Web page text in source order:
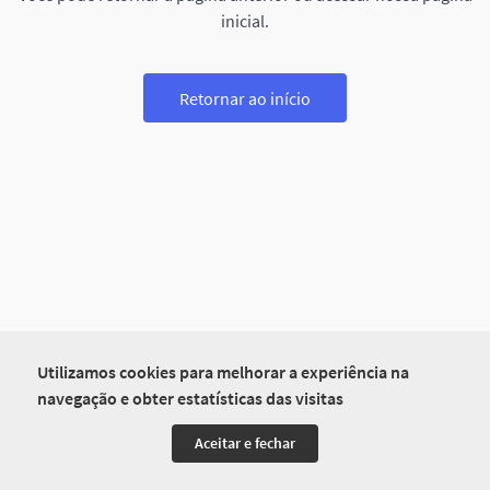
Utilizamos cookies para melhorar a experiência na
navegação e obter estatísticas das visitas
Aceitar e fechar
inicial.
Retornar ao início